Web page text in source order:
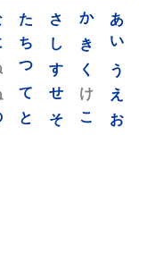
あ
い
う
え
お
か
き
く
け
こ
さ
し
す
せ
そ
た
ち
つ
て
と